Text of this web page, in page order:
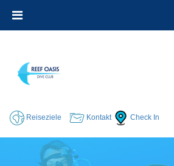
Reiseziele Kontakt Check In